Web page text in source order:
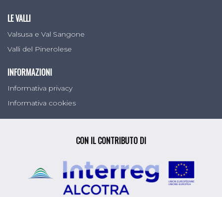
LE VALLI
Valsusa e Val Sangone
Valli del Pinerolese
INFORMAZIONI
Informativa privacy
Informativa cookies
CON IL CONTRIBUTO DI